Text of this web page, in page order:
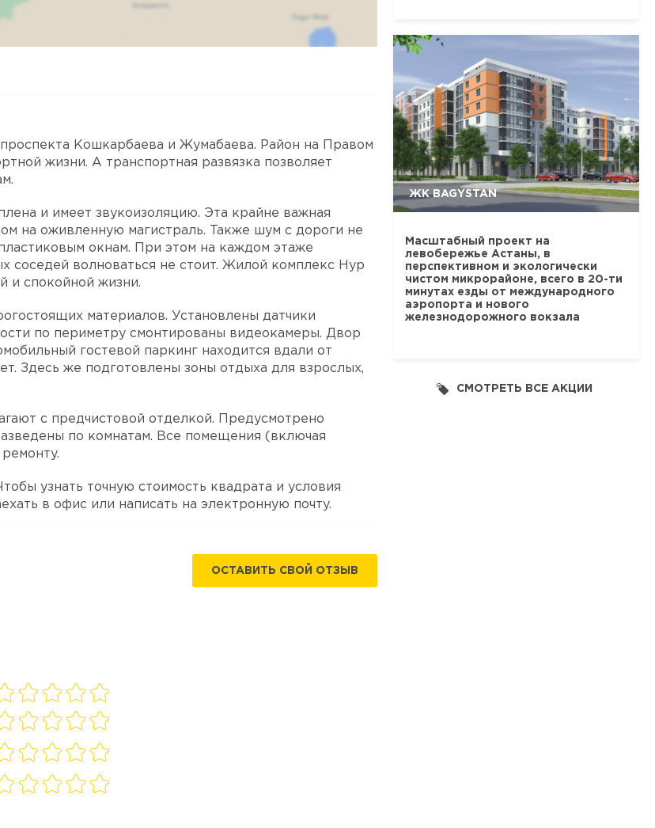
Кошкарбаева и Жумабаева. Район на Правом
жизни. А транспортная развязка позволяет
и имеет звукоизоляцию. Эта крайне важная
на оживленную магистраль. Также шум с дороги не
окнам. При этом на каждом этаже
волноваться не стоит. Жилой комплекс Нур
и спокойной жизни.
материалов. Установлены датчики
по периметру смонтированы видеокамеры. Двор
гостевой паркинг находится вдали от
Здесь же подготовлены зоны отдыха для взрослых,
с предчистовой отделкой. Предусмотрено
по комнатам. Все помещения (включая
узнать точную стоимость квадрата и условия
в офис или написать на электронную почту.
ОСТАВИТЬ СВОЙ ОТЗЫВ
ЖК BAGYSTAN
Масштабный проект на
левобережье Астаны, в
перспективном и экологически
чистом микрорайоне, всего в 20-ти
минутах езды от международного
аэропорта и нового
железнодорожного вокзала
СМОТРЕТЬ ВСЕ АКЦИИ